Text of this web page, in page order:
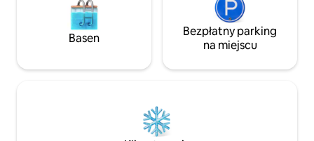
Basen
Bezpłatny parking
na miejscu